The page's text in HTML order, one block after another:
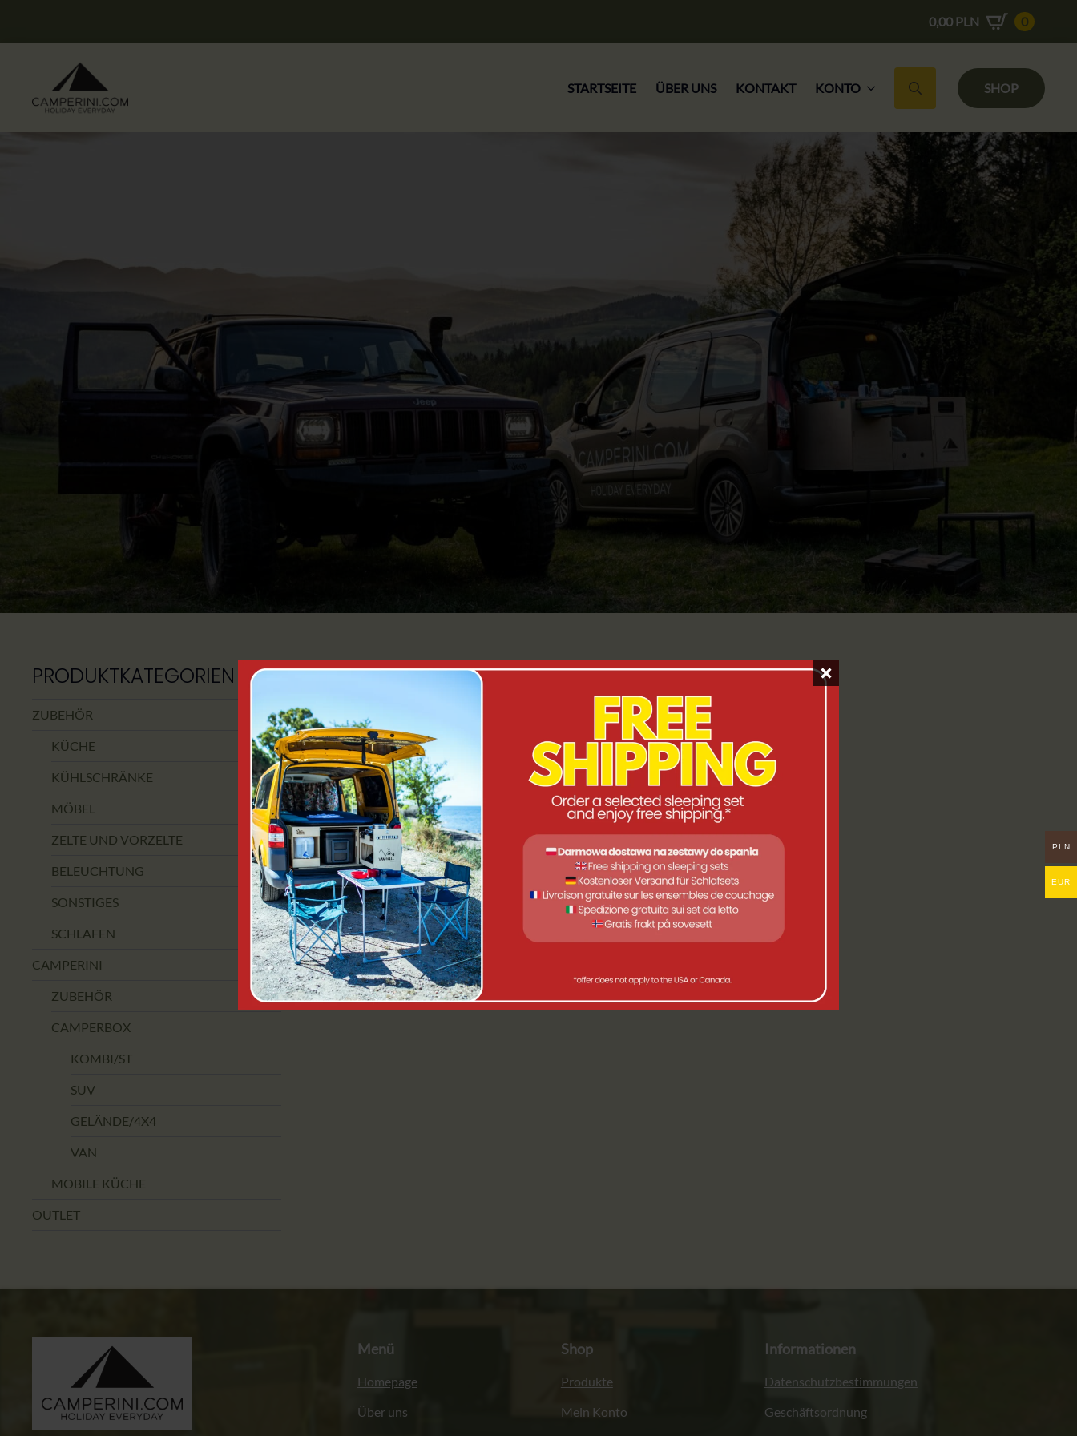
0,00 PLN 0
STARTSEITE ÜBER UNS KONTAKT
KONTO
Suche nach:
SHOP
PRODUKTKATEGORIEN
ZUBEHÖR
KÜCHE
KÜHLSCHRÄNKE
MÖBEL
ZELTE UND VORZELTE
BELEUCHTUNG
SONSTIGES
SCHLAFEN
CAMPERINI
ZUBEHÖR
CAMPERBOX
KOMBI/ST
SUV
GELÄNDE/4X4
VAN
MOBILE KÜCHE
OUTLET
Es wurden keine Produkte gefunden, die deiner Auswahl entsprechen.
Menü
Homepage
Über uns
Shop
Produkte
Mein Konto
Informationen
Datenschutzbestimmungen
Geschäftsordnung
PLN
EUR